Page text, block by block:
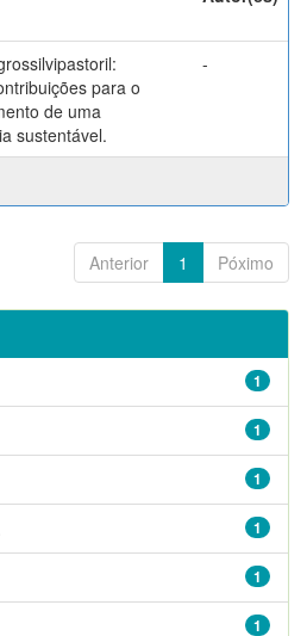
para o
de uma
sustentável.
-
Anterior 1 Póximo
1
1
1
1
1
1